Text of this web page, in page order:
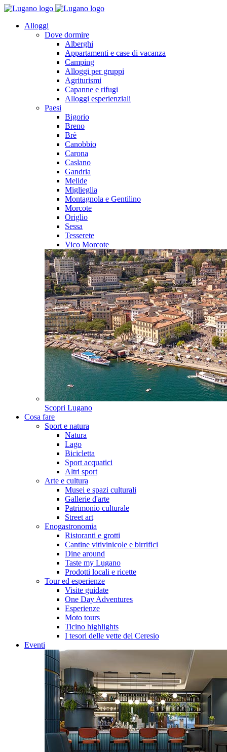
Alloggi
Dove dormire
Alberghi
Appartamenti e case di vacanza
Camping
Alloggi per gruppi
Agriturismi
Capanne e rifugi
Alloggi esperienziali
Paesi
Bigorio
Breno
Brè
Canobbio
Carona
Caslano
Gandria
Melide
Miglieglia
Montagnola e Gentilino
Morcote
Origlio
Sessa
Tesserete
Vico Morcote
Scopri Lugano
Cosa fare
Sport e natura
Natura
Lago
Bicicletta
Sport acquatici
Altri sport
Arte e cultura
Musei e spazi culturali
Gallerie d'arte
Patrimonio culturale
Street art
Enogastronomia
Ristoranti e grotti
Cantine vitivinicole e birrifici
Dine around
Taste my Lugano
Prodotti locali e ricette
Tour ed esperienze
Visite guidate
One Day Adventures
Esperienze
Moto tours
Ticino highlights
I tesori delle vette del Ceresio
Eventi